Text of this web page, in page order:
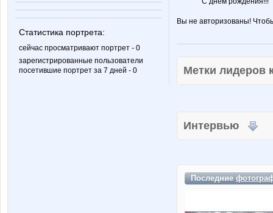
Статистика портрета:
сейчас просматривают портрет - 0
зарегистрированные пользователи
посетившие портрет за 7 дней - 0
Вы не авторизованы!
Метки
Интервью
Последние